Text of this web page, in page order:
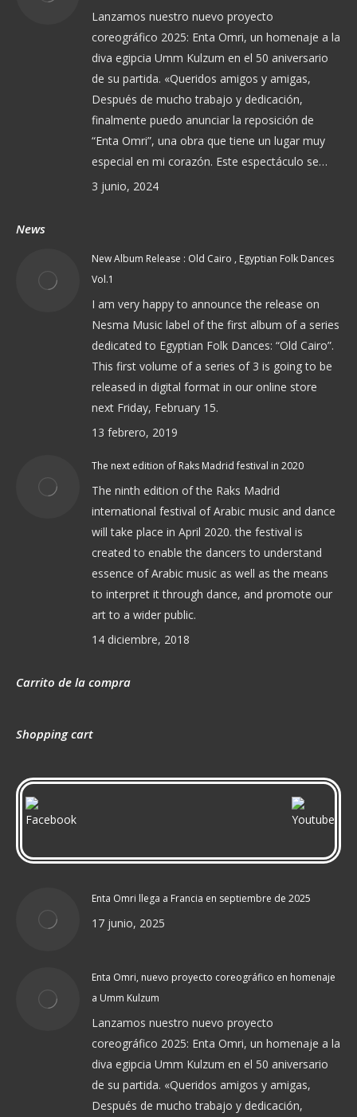
Lanzamos nuestro nuevo proyecto
coreográfico 2025: Enta Omri, un homenaje a la
diva egipcia Umm Kulzum en el 50 aniversario
de su partida. «Queridos amigos y amigas,
Después de mucho trabajo y dedicación,
finalmente puedo anunciar la reposición de
“Enta Omri”, una obra que tiene un lugar muy
especial en mi corazón. Este espectáculo se…
3 junio, 2024
News
New Album Release : Old Cairo , Egyptian Folk Dances
Vol.1
I am very happy to announce the release on
Nesma Music label of the first album of a series
dedicated to Egyptian Folk Dances: “Old Cairo”.
This first volume of a series of 3 is going to be
released in digital format in our online store
next Friday, February 15.
13 febrero, 2019
The next edition of Raks Madrid festival in 2020
The ninth edition of the Raks Madrid
international festival of Arabic music and dance
will take place in April 2020. the festival is
created to enable the dancers to understand
essence of Arabic music as well as the means
to interpret it through dance, and promote our
art to a wider public.
14 diciembre, 2018
Carrito de la compra
Shopping cart
Enta Omri llega a Francia en septiembre de 2025
17 junio, 2025
Enta Omri, nuevo proyecto coreográfico en homenaje
a Umm Kulzum
Lanzamos nuestro nuevo proyecto
coreográfico 2025: Enta Omri, un homenaje a la
diva egipcia Umm Kulzum en el 50 aniversario
de su partida. «Queridos amigos y amigas,
Después de mucho trabajo y dedicación,